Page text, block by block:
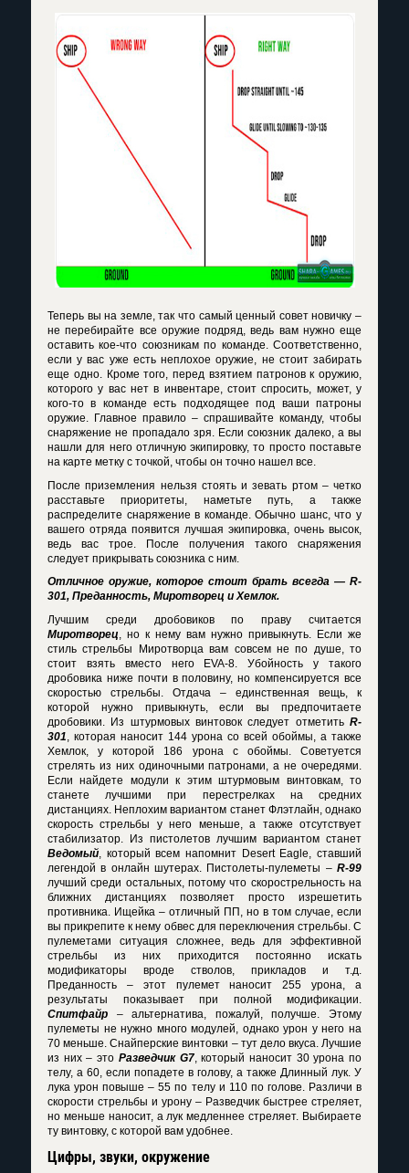
Теперь вы на земле, так что самый ценный совет новичку –
не перебирайте все оружие подряд, ведь вам нужно еще
оставить кое-что союзникам по команде. Соответственно,
если у вас уже есть неплохое оружие, не стоит забирать
еще одно. Кроме того, перед взятием патронов к оружию,
которого у вас нет в инвентаре, стоит спросить, может, у
кого-то в команде есть подходящее под ваши патроны
оружие. Главное правило – спрашивайте команду, чтобы
снаряжение не пропадало зря. Если союзник далеко, а вы
нашли для него отличную экипировку, то просто поставьте
на карте метку с точкой, чтобы он точно нашел все.
После приземления нельзя стоять и зевать ртом – четко
расставьте приоритеты, наметьте путь, а также
распределите снаряжение в команде. Обычно шанс, что у
вашего отряда появится лучшая экипировка, очень высок,
ведь вас трое. После получения такого снаряжения
следует прикрывать союзника с ним.
Отличное оружие, которое стоит брать всегда — R-
301, Преданность, Миротворец и Хемлок.
Лучшим среди дробовиков по праву считается
Миротворец, но к нему вам нужно привыкнуть. Если же
стиль стрельбы Миротворца вам совсем не по душе, то
стоит взять вместо него EVA-8. Убойность у такого
дробовика ниже почти в половину, но компенсируется все
скоростью стрельбы. Отдача – единственная вещь, к
которой нужно привыкнуть, если вы предпочитаете
дробовики. Из штурмовых винтовок следует отметить R-
301, которая наносит 144 урона со всей обоймы, а также
Хемлок, у которой 186 урона с обоймы. Советуется
стрелять из них одиночными патронами, а не очередями.
Если найдете модули к этим штурмовым винтовкам, то
станете лучшими при перестрелках на средних
дистанциях. Неплохим вариантом станет Флэтлайн, однако
скорость стрельбы у него меньше, а также отсутствует
стабилизатор. Из пистолетов лучшим вариантом станет
Ведомый, который всем напомнит Desert Eagle, ставший
легендой в онлайн шутерах. Пистолеты-пулеметы – R-99
лучший среди остальных, потому что скорострельность на
ближних дистанциях позволяет просто изрешетить
противника. Ищейка – отличный ПП, но в том случае, если
вы прикрепите к нему обвес для переключения стрельбы. С
пулеметами ситуация сложнее, ведь для эффективной
стрельбы из них приходится постоянно искать
модификаторы вроде стволов, прикладов и т.д.
Преданность – этот пулемет наносит 255 урона, а
результаты показывает при полной модификации.
Спитфайр – альтернатива, пожалуй, получше. Этому
пулеметы не нужно много модулей, однако урон у него на
70 меньше. Снайперские винтовки – тут дело вкуса. Лучшие
из них – это Разведчик G7, который наносит 30 урона по
телу, а 60, если попадете в голову, а также Длинный лук. У
лука урон повыше – 55 по телу и 110 по голове. Различи в
скорости стрельбы и урону – Разведчик быстрее стреляет,
но меньше наносит, а лук медленнее стреляет. Выбираете
ту винтовку, с которой вам удобнее.
Цифры, звуки, окружение